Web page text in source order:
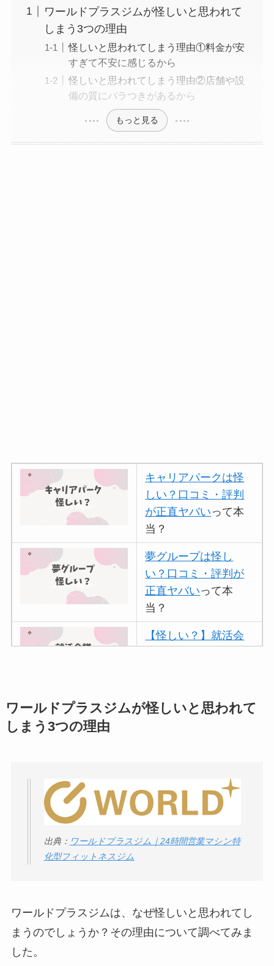
ワールドプラスジムが怪しいと思われて
しまう3つの理由
怪しいと思われてしまう理由①料金が安
すぎて不安に感じるから
怪しいと思われてしまう理由②店舗や設
備の質にバラつきがあるから
もっと見る
キャリアパークは怪
しい？口コミ・評判
が正直ヤバいって本
当？
夢グループは怪し
い？口コミ・評判が
正直ヤバいって本
当？
【怪しい？】就活会
アトムクリニックは
【怪しい？】帝国デ
ータバンクの口コ
う？
どう？
ワールドプラスジムが怪しいと思われて
しまう3つの理由
出典： ワールドプラスジム｜24時間営業マシン特
化型フィットネスジム
ワールドプラスジムは、なぜ怪しいと思われてし
まうのでしょうか？その理由について調べてみま
した。